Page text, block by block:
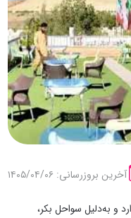
آخرین بروزرسانی: ۱۴۰۵/۰۴/۰۶
و به‌دلیل سواحل بکر،